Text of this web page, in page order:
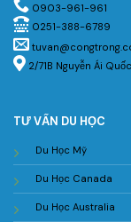
0903-961-961
0251-388-6789
2/71B Nguyễn Ái
TƯ VẤN DU HỌC
Du Học Mỹ
Du Học Canada
Du Học Australia